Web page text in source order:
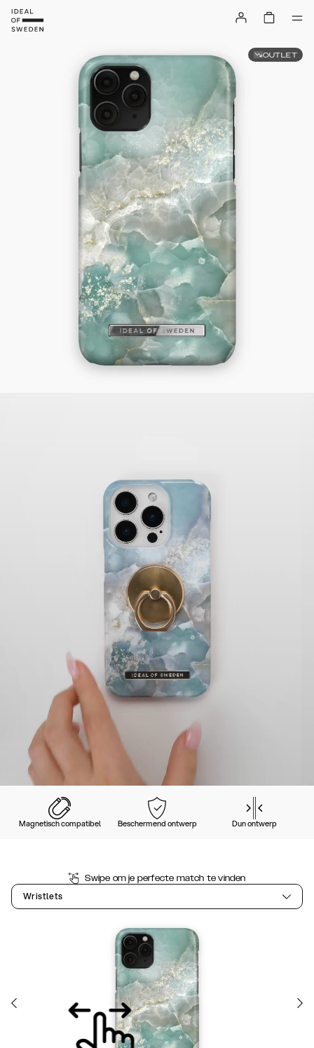
Magnetisch compatibel Beschermend ontwerp Dun ontwerp
Swipe om je perfecte match te vinden
Wristlets
OUTLET